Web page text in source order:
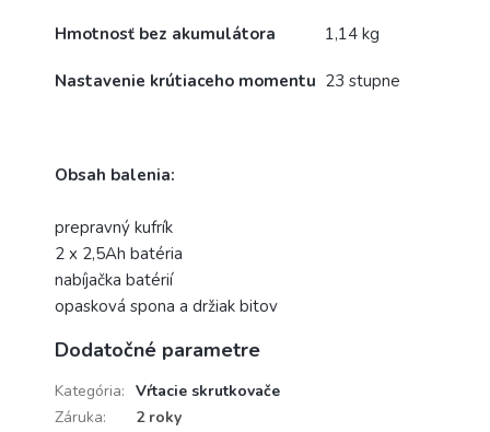
Hmotnosť bez akumulátora 1,14 kg
Nastavenie krútiaceho momentu 23 stupne
Obsah balenia:
prepravný kufrík
2 x 2,5Ah batéria
nabíjačka batérií
opasková spona a držiak bitov
Dodatočné parametre
Kategória: Vŕtacie skrutkovače
Záruka:
2 roky